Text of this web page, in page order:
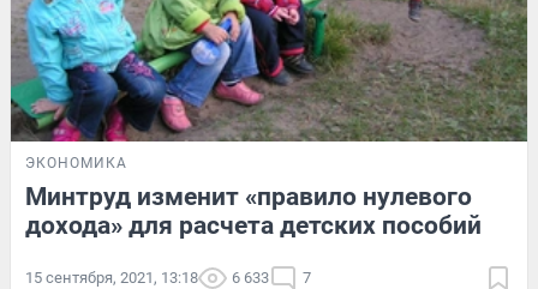
ЭКОНОМИКА
Минтруд изменит «правило нулевого
дохода» для расчета детских пособий
15 сентября, 2021, 13:18 6 633 7